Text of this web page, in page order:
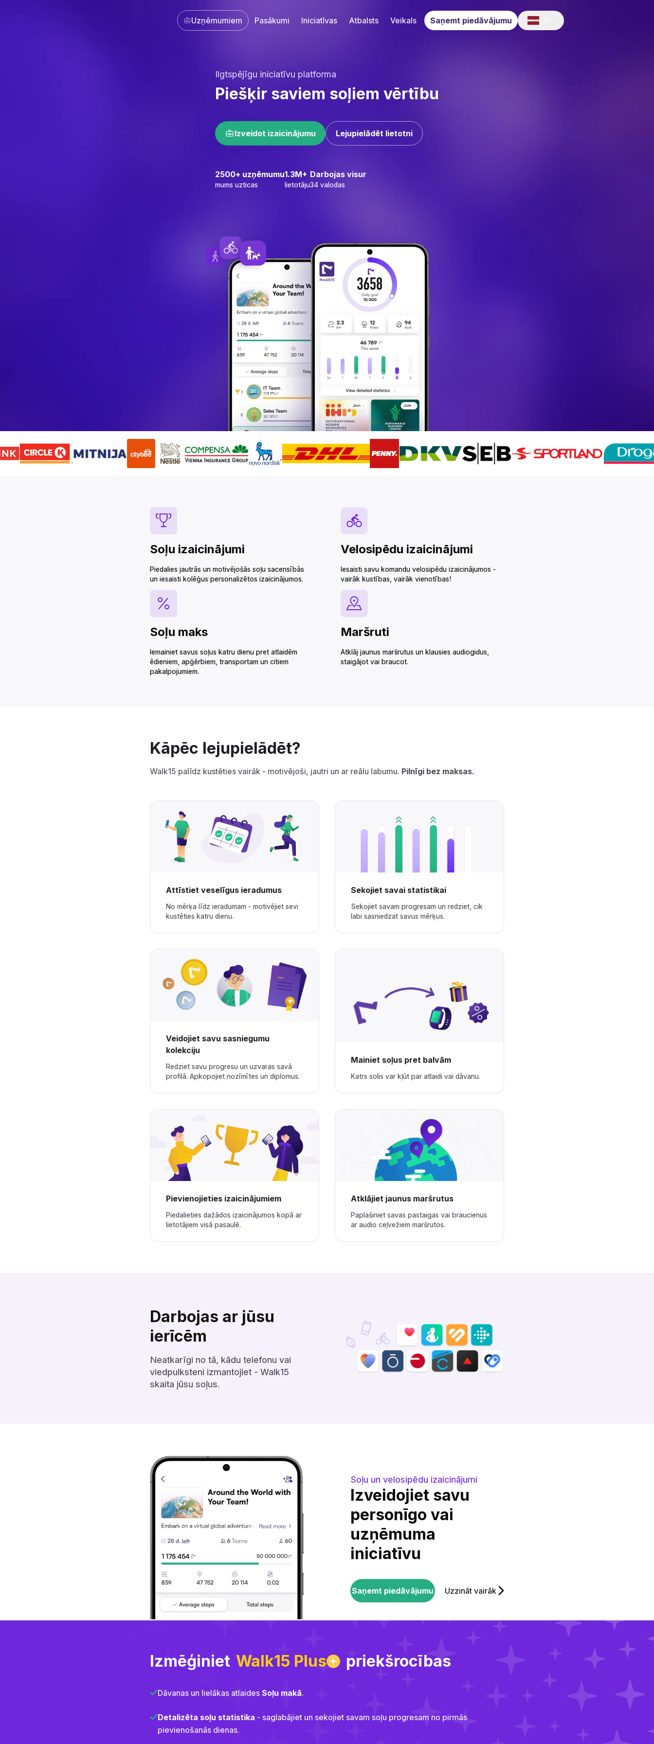
Uzņēmumiem Pasākumi Iniciatīvas Atbalsts Veikals Saņemt piedāvājumu
Ilgtspējīgu iniciatīvu platforma‌‍‍‍‍‌‍‍‌‌‌‍‌‌‌‍‌‌‌‍‍‌‍‌‍‍‌‌‌‍‌‌‌‍‌‌‌‌‍‍‍‌‍‌‌‌‌‍‌‌‌‍‌‌‌‍‌‌‍‌‌‌‌‌‍‍‌‍‍‍‍‌‌‍‍‌‍‍‌‍‌‌‍‍‌‌‍‌‍‌‌‍‌‍‌‌‌‌‌‌‍‍‌‌‌‌‍‌‌‍‍‌‌‍‍‍‌‌‍‍‌‌‍‌‍‌‌‌‍‌‍‍‍‌‌‌‍‍‌‍‌‌‌‌‌‍‍‌‌‍‌‍‌‌‍‍‍‌‌‍‌‌‌‍‍‌‍‍‍‍‌‌‌‍‌‍‍‍‌‌‌‍‍‍‌‌‍‍‌‌‍‍‍‌‍‌‍‌‌‍‍‌‌‌‍‌‌‌‍‍‍‌‍‌‌‌‌‍‍‌‍‌‌‍‌‌‍‍‍‌‍‌‌‌‌‍‍‌‍‍‌‌‌‌‍‍‌‌‍‌‍‌‌‌‍‌‌‌‍‌‌‌‍‍‍‍‍‌‍‌‌‌‌‌‍‌‍‌‌
Piešķir saviem soļiem vērtību‌‍‍‍‍‌‍‍‌‌‌‍‌‌‌‍‌‌‌‍‍‌‍‌‍‍‌‌‌‍‌‌‌‍‌‌‌‌‍‍‍‌‍‌‌‌‌‍‌‌‌‍‌‌‌‍‌‌‍‌‌‌‌‌‍‍‌‍‍‍‍‌‌‍‍‌‍‍‌‍‌‌‍‍‌‌‍‌‍‌‌‍‌‍‌‌‌‌‌‌‍‍‌‌‌‌‍‌‌‍‍‌‌‍‍‍‌‌‍‍‌‌‍‌‍‌‌‌‍‌‍‍‍‌‌‌‍‍‌‍‌‌‌‌‌‍‍‌‌‍‌‍‌‌‍‍‍‌‌‍‌‌‌‍‍‌‍‍‍‍‌‌‌‍‌‍‍‍‌‌‌‍‍‍‌‍‌‌‌‌‍‍‌‍‌‌‍‌‌‍‍‍‌‍‌‌‌‌‍‍‌‍‍‌‌‌‌‍‍‌‌‍‌‍‌‌‌‍‌‌‌‍‌‌‌‍‍‍‍‍‌‍‌‌‌‌‌‍‌‍‌‌
Izveidot izaicinājumu‌‍‍‍‍‌‍‍‌‌‌‍‌‌‌‍‌‌‌‍‍‌‍‌‍‍‌‌‌‍‌‌‌‍‌‌‌‌‍‍‍‌‍‌‌‌‌‍‌‌‌‍‌‌‌‍‌‌‍‌‌‌‌‌‍‍‌‍‍‍‍‌‌‍‍‌‍‍‌‍‌‌‍‍‌‌‍‌‍‌‌‍‌‍‌‌‌‌‌‌‍‍‌‌‌‌‍‌‌‍‍‌‌‍‍‍‌‌‍‍‌‌‍‌‍‌‌‌‍‌‍‍‍‌‌‌‍‍‌‍‌‌‌‌‌‍‍‌‌‍‌‍‌‌‍‍‍‌‌‍‌‌‌‍‍‌‍‍‍‍‌‌‌‍‌‍‍‍‌‌‌‍‍‌‌‌‍‌‌‌‍‍‍‌‍‌‍‌‌‍‍‍‌‍‌‌‌‌‍‍‍‌‍‌‌‌‌‍‍‌‍‍‍‍‌‌‍‍‌‍‍‍‌‌‌‍‍‍‌‌‍‍‌‌‌‍‌‍‍‍‌‌‌‍‍‌‌‌‍‍‌‌‍‍‍‌‌‍‌‌‌‍‍‌‌‍‌‍‌‌‍‍‌‌‌‌‍‌‌‍‍‍‌‍‌‌‌‌‍‍‌‌‍‌‍‌‌‍‌‌‌‌‍‍‌‌‍‍‌‍‌‌‌‌‌‍‍‌‌‌‌‍‌‌‍‍‌‍‍‌‌‌‌‍‍‌‍‍‌‌‌‌‍‍‌‌‍‌‍‌‌‍‍‌‍‍‍‌‌‌‍‍‌‌‍‍‍‌‌‍‍‌‌‍‌‍‌‌‌‍‌‌‌‍‌‌‌‍‍‍‍‍‌‍‌‌‌‌‌‍‌‍‌‌ Lejupielādēt lietotni‌‍‍‍‍‌‍‍‌‌‌‍‌‌‌‍‌‌‌‍‍‌‍‌‍‍‌‌‌‍‌‌‌‍‌‌‌‌‍‍‍‌‍‌‌‌‌‍‌‌‌‍‌‌‌‍‌‌‍‌‌‌‌‌‍‍‌‍‍‍‍‌‌‍‍‌‍‍‌‍‌‌‍‍‌‌‍‌‍‌‌‍‌‍‌‌‌‌‌‌‍‍‌‌‌‌‍‌‌‍‍‌‌‍‍‍‌‌‍‍‌‌‍‌‍‌‌‌‍‌‍‍‍‌‌‌‍‍‌‍‌‌‌‌‌‍‍‌‌‍‌‍‌‌‍‍‍‌‌‍‌‌‌‍‍‌‍‍‍‍‌‌‌‍‌‍‍‍‌‌‌‍‍‌‌‌‍‌‌‌‍‍‍‌‍‌‍‌‌‍‍‍‌‍‌‌‌‌‍‍‍‌‍‌‌‌‌‍‍‌‍‍‍‍‌‌‍‍‌‍‍‍‌‌‌‍‍‍‌‌‍‍‌‌‌‍‌‍‍‍‌‌‌‍‍‌‌‍‌‌‌‌‍‍‌‍‍‍‍‌‌‍‍‍‌‍‍‍‌‌‍‍‌‍‍‍‌‌‌‍‍‌‍‍‌‌‌‌‍‍‌‍‍‍‍‌‌‍‍‌‌‌‌‍‌‌‍‍‌‌‍‌‌‌‌‍‌‌‌‌‌‍‌‌‍‍‍‌‌‌‌‌‌‍‍‍‌‌‌‌‌‌‌‍‌‌‌‍‌‌‌‍‍‍‍‍‌‍‌‌‌‌‌‍‌‍‌‌
2500+ uzņēmumu‌‍‍‍‍‌‍‍‌‌‌‍‌‌‌‍‌‌‌‍‍‌‍‌‍‍‌‌‌‍‌‌‌‍‌‌‌‌‍‍‍‌‍‌‌‌‌‍‌‌‌‍‌‌‌‍‌‌‍‌‌‌‌‌‍‍‌‍‍‍‍‌‌‍‍‌‍‍‌‍‌‌‍‍‌‌‍‌‍‌‌‍‌‍‌‌‌‌‌‌‍‍‌‌‌‌‍‌‌‍‍‌‌‍‍‍‌‌‍‍‌‌‍‌‍‌‌‌‍‌‍‍‍‌‌‌‍‍‌‍‌‌‌‌‌‍‍‌‌‍‌‍‌‌‍‍‍‌‌‍‌‌‌‍‍‌‍‍‍‍‌‌‌‍‌‍‍‍‌‌‌‍‍‌‍‍‍‌‌‌‍‍‍‌‍‌‍‌‌‍‍‌‍‍‌‍‌‌‍‍‌‌‌‍‌‌‌‍‍‌‌‍‌‍‌‌‍‍‍‌‌‍‌‌‌‍‍‍‌‌‍‍‌‌‌‍‌‍‍‍‌‌‌‍‍‌‌‌‍‍‌‌‍‍‌‍‍‍‍‌‌‍‍‌‍‍‌‍‌‌‍‍‍‌‌‌‌‌‌‍‍‌‌‌‌‍‌‌‍‍‌‍‍‍‌‌‌‍‍‌‍‌‌‍‌‌‍‍‌‌‍‌‍‌‌‍‍‍‌‌‍‍‌‌‌‍‌‍‍‍‌‌‌‍‍‍‌‍‍‌‌‌‍‍‌‌‌‌‍‌‌‍‍‌‍‍‌‌‌‌‍‍‍‌‍‌‍‌‌‍‍‌‌‍‌‍‌‌‌‍‌‌‌‍‌‌‌‍‍‍‍‍‌‍‌‌‌‌‌‍‌‍‌‌
mums uzticas‌‍‍‍‍‌‍‍‌‌‌‍‌‌‌‍‌‌‌‍‍‌‍‌‍‍‌‌‌‍‌‌‌‍‌‌‌‌‍‍‍‌‍‌‌‌‌‍‌‌‌‍‌‌‌‍‌‌‍‌‌‌‌‌‍‍‌‍‍‍‍‌‌‍‍‌‍‍‌‍‌‌‍‍‌‌‍‌‍‌‌‍‌‍‌‌‌‌‌‌‍‍‌‌‌‌‍‌‌‍‍‌‌‍‍‍‌‌‍‍‌‌‍‌‍‌‌‌‍‌‍‍‍‌‌‌‍‍‌‍‌‌‌‌‌‍‍‌‌‍‌‍‌‌‍‍‍‌‌‍‌‌‌‍‍‌‍‍‍‍‌‌‌‍‌‍‍‍‌‌‌‍‍‌‍‍‍‌‌‌‍‍‍‌‍‌‍‌‌‍‍‌‍‍‌‍‌‌‍‍‌‌‌‍‌‌‌‍‍‌‌‍‌‍‌‌‍‍‍‌‌‍‌‌‌‍‍‍‌‌‍‍‌‌‌‍‌‍‍‍‌‌‌‍‍‌‌‌‍‍‌‌‍‍‌‍‍‍‍‌‌‍‍‌‍‍‌‍‌‌‍‍‍‌‌‌‌‌‌‍‍‌‌‌‌‍‌‌‍‍‌‍‍‍‌‌‌‍‍‌‍‌‌‍‌‌‍‍‌‌‍‌‍‌‌‍‍‍‌‌‍‍‌‌‌‍‌‍‍‍‌‌‌‍‍‌‌‍‌‌‌‌‍‍‌‌‍‌‍‌‌‍‍‍‌‌‍‍‌‌‍‍‌‌‌‍‍‌‌‍‍‍‌‌‍‌‌‌‍‍‌‍‌‌‍‌‌‍‍‍‌‌‌‌‌‌‍‍‍‌‍‌‌‌‌‍‍‌‍‌‌‍‌‌‍‍‌‍‍‍‍‌‌‍‍‌‍‍‍‌‌‌‌‍‌‌‌‍‌‌‌‍‍‍‍‍‌‍‌‌‌‌‌‍‌‍‌‌
1.3M+‌‍‍‍‍‌‍‍‌‌‌‍‌‌‌‍‌‌‌‍‍‌‍‌‍‍‌‌‌‍‌‌‌‍‌‌‌‌‍‍‍‌‍‌‌‌‌‍‌‌‌‍‌‌‌‍‌‌‍‌‌‌‌‌‍‍‌‍‍‍‍‌‌‍‍‌‍‍‌‍‌‌‍‍‌‌‍‌‍‌‌‍‌‍‌‌‌‌‌‌‍‍‌‌‌‌‍‌‌‍‍‌‌‍‍‍‌‌‍‍‌‌‍‌‍‌‌‌‍‌‍‍‍‌‌‌‍‍‌‍‌‌‌‌‌‍‍‌‌‍‌‍‌‌‍‍‍‌‌‍‌‌‌‍‍‌‍‍‍‍‌‌‌‍‌‍‍‍‌‌‌‍‍‌‍‍‍‌‌‌‍‍‍‌‍‌‍‌‌‍‍‌‍‍‌‍‌‌‍‍‌‌‌‍‌‌‌‍‍‌‌‍‌‍‌‌‍‍‍‌‌‍‌‌‌‍‍‍‌‌‍‍‌‌‌‍‌‍‍‍‌‌‌‍‍‌‌‍‌‍‌‌‍‍‍‌‍‌‍‌‌‌‍‌‍‍‍‌‌‌‍‍‍‌‍‍‌‌‌‍‍‌‌‌‌‍‌‌‍‍‌‍‍‌‌‌‌‍‍‍‌‍‌‍‌‌‍‍‌‌‍‌‍‌‌‌‍‌‌‌‍‌‌‌‍‍‍‍‍‌‍‌‌‌‌‌‍‌‍‌‌
lietotāju‌‍‍‍‍‌‍‍‌‌‌‍‌‌‌‍‌‌‌‍‍‌‍‌‍‍‌‌‌‍‌‌‌‍‌‌‌‌‍‍‍‌‍‌‌‌‌‍‌‌‌‍‌‌‌‍‌‌‍‌‌‌‌‌‍‍‌‍‍‍‍‌‌‍‍‌‍‍‌‍‌‌‍‍‌‌‍‌‍‌‌‍‌‍‌‌‌‌‌‌‍‍‌‌‌‌‍‌‌‍‍‌‌‍‍‍‌‌‍‍‌‌‍‌‍‌‌‌‍‌‍‍‍‌‌‌‍‍‌‍‌‌‌‌‌‍‍‌‌‍‌‍‌‌‍‍‍‌‌‍‌‌‌‍‍‌‍‍‍‍‌‌‌‍‌‍‍‍‌‌‌‍‍‌‍‍‍‌‌‌‍‍‍‌‍‌‍‌‌‍‍‌‍‍‌‍‌‌‍‍‌‌‌‍‌‌‌‍‍‌‌‍‌‍‌‌‍‍‍‌‌‍‌‌‌‍‍‍‌‌‍‍‌‌‌‍‌‍‍‍‌‌‌‍‍‌‌‍‌‍‌‌‍‍‍‌‍‌‍‌‌‌‍‌‍‍‍‌‌‌‍‍‌‌‍‌‌‌‌‍‍‌‌‍‌‍‌‌‍‍‍‌‌‍‍‌‌‍‍‌‌‌‍‍‌‌‍‍‍‌‌‍‌‌‌‍‍‌‍‌‌‍‌‌‍‍‍‌‌‌‌‌‌‍‍‍‌‍‌‌‌‌‍‍‌‍‌‌‍‌‌‍‍‌‍‍‍‍‌‌‍‍‌‍‍‍‌‌‌‌‍‌‌‌‍‌‌‌‍‍‍‍‍‌‍‌‌‌‌‌‍‌‍‌‌
Darbojas visur‌‍‍‍‍‌‍‍‌‌‌‍‌‌‌‍‌‌‌‍‍‌‍‌‍‍‌‌‌‍‌‌‌‍‌‌‌‌‍‍‍‌‍‌‌‌‌‍‌‌‌‍‌‌‌‍‌‌‍‌‌‌‌‌‍‍‌‍‍‍‍‌‌‍‍‌‍‍‌‍‌‌‍‍‌‌‍‌‍‌‌‍‌‍‌‌‌‌‌‌‍‍‌‌‌‌‍‌‌‍‍‌‌‍‍‍‌‌‍‍‌‌‍‌‍‌‌‌‍‌‍‍‍‌‌‌‍‍‌‍‌‌‌‌‌‍‍‌‌‍‌‍‌‌‍‍‍‌‌‍‌‌‌‍‍‌‍‍‍‍‌‌‌‍‌‍‍‍‌‌‌‍‍‌‍‍‍‌‌‌‍‍‍‌‍‌‍‌‌‍‍‌‍‍‌‍‌‌‍‍‌‌‌‍‌‌‌‍‍‌‌‍‌‍‌‌‍‍‍‌‌‍‌‌‌‍‍‍‌‌‍‍‌‌‌‍‌‍‍‍‌‌‌‍‍‍‌‍‌‌‌‌‍‍‍‌‌‍‌‌‌‍‍‌‌‍‌‍‌‌‍‍‌‌‍‌‍‌‌‍‍‍‌‌‍‍‌‌‌‍‌‍‍‍‌‌‌‍‍‍‌‍‍‌‌‌‍‍‌‌‌‌‍‌‌‍‍‌‍‍‌‌‌‌‍‍‍‌‍‌‍‌‌‍‍‌‌‍‌‍‌‌‌‍‌‌‌‍‌‌‌‍‍‍‍‍‌‍‌‌‌‌‌‍‌‍‌‌
34 valodas‌‍‍‍‍‌‍‍‌‌‌‍‌‌‌‍‌‌‌‍‍‌‍‌‍‍‌‌‌‍‌‌‌‍‌‌‌‌‍‍‍‌‍‌‌‌‌‍‌‌‌‍‌‌‌‍‌‌‍‌‌‌‌‌‍‍‌‍‍‍‍‌‌‍‍‌‍‍‌‍‌‌‍‍‌‌‍‌‍‌‌‍‌‍‌‌‌‌‌‌‍‍‌‌‌‌‍‌‌‍‍‌‌‍‍‍‌‌‍‍‌‌‍‌‍‌‌‌‍‌‍‍‍‌‌‌‍‍‌‍‌‌‌‌‌‍‍‌‌‍‌‍‌‌‍‍‍‌‌‍‌‌‌‍‍‌‍‍‍‍‌‌‌‍‌‍‍‍‌‌‌‍‍‌‍‍‍‌‌‌‍‍‍‌‍‌‍‌‌‍‍‌‍‍‌‍‌‌‍‍‌‌‌‍‌‌‌‍‍‌‌‍‌‍‌‌‍‍‍‌‌‍‌‌‌‍‍‍‌‌‍‍‌‌‌‍‌‍‍‍‌‌‌‍‍‍‌‍‌‌‌‌‍‍‍‌‌‍‌‌‌‍‍‌‌‍‌‍‌‌‍‍‌‌‍‌‍‌‌‍‍‍‌‌‍‍‌‌‌‍‌‍‍‍‌‌‌‍‍‌‌‍‌‌‌‌‍‍‌‌‍‌‍‌‌‍‍‍‌‌‍‍‌‌‍‍‌‌‌‍‍‌‌‍‍‍‌‌‍‌‌‌‍‍‌‍‌‌‍‌‌‍‍‍‌‌‌‌‌‌‍‍‍‌‍‌‌‌‌‍‍‌‍‌‌‍‌‌‍‍‌‍‍‍‍‌‌‍‍‌‍‍‍‌‌‌‌‍‌‌‌‍‌‌‌‍‍‍‍‍‌‍‌‌‌‌‌‍‌‍‌‌
Soļu izaicinājumi‌‍‍‍‍‌‍‍‌‌‌‍‌‌‌‍‌‌‌‍‍‌‍‌‍‍‌‌‌‍‌‌‌‍‌‌‌‌‍‍‍‌‍‌‌‌‌‍‌‌‌‍‌‌‌‍‌‌‍‌‌‌‌‌‍‍‌‍‍‍‍‌‌‍‍‌‍‍‌‍‌‌‍‍‌‌‍‌‍‌‌‍‌‍‌‌‌‌‌‌‍‍‌‌‌‌‍‌‌‍‍‌‌‍‍‍‌‌‍‍‌‌‍‌‍‌‌‌‍‌‍‍‍‌‌‌‍‍‌‌‍‍‌‌‌‍‍‌‌‍‌‍‌‌‍‍‌‌‌‌‍‌‌‍‍‍‌‍‌‌‌‌‍‍‍‌‍‌‍‌‌‍‍‍‌‌‍‌‌‌‍‍‌‌‍‌‍‌‌‍‍‍‌‌‍‍‌‌‌‍‌‍‍‍‌‌‌‍‍‌‌‌‍‍‌‌‍‍‌‍‌‌‌‌‌‍‍‌‌‌‌‍‌‌‍‍‌‍‍‌‌‌‌‍‍‌‍‍‌‌‌‌‍‍‌‌‍‌‍‌‌‍‍‌‍‍‍‌‌‌‍‍‌‌‍‍‍‌‌‍‍‌‌‍‌‍‌‌‍‍‍‌‌‍‍‌‌‌‍‌‍‍‍‌‌‌‍‍‍‌‍‌‌‌‌‍‍‌‍‌‌‍‌‌‍‍‍‌‍‌‌‌‌‍‍‌‍‍‌‌‌‌‍‍‌‌‍‌‍‌‌‌‍‌‌‌‍‌‌‌‍‍‍‍‍‌‍‌‌‌‌‌‍‌‍‌‌
Piedalies jautrās un motivējošās soļu sacensībās
un iesaisti kolēģus personalizētos izaicinājumos.‌‍‍‍‍‌‍‍‌‌‌‍‌‌‌‍‌‌‌‍‍‌‍‌‍‍‌‌‌‍‌‌‌‍‌‌‌‌‍‍‍‌‍‌‌‌‌‍‌‌‌‍‌‌‌‍‌‌‍‌‌‌‌‌‍‍‌‍‍‍‍‌‌‍‍‌‍‍‌‍‌‌‍‍‌‌‍‌‍‌‌‍‌‍‌‌‌‌‌‌‍‍‌‌‌‌‍‌‌‍‍‌‌‍‍‍‌‌‍‍‌‌‍‌‍‌‌‌‍‌‍‍‍‌‌‌‍‍‌‌‍‍‌‌‌‍‍‌‌‍‌‍‌‌‍‍‌‌‌‌‍‌‌‍‍‍‌‍‌‌‌‌‍‍‍‌‍‌‍‌‌‍‍‍‌‌‍‌‌‌‍‍‌‌‍‌‍‌‌‍‍‍‌‌‍‍‌‌‌‍‌‍‍‍‌‌‌‍‍‌‌‌‍‍‌‌‍‍‌‍‌‌‌‌‌‍‍‌‌‌‌‍‌‌‍‍‌‍‍‌‌‌‌‍‍‌‍‍‌‌‌‌‍‍‌‌‍‌‍‌‌‍‍‌‍‍‍‌‌‌‍‍‌‌‍‍‍‌‌‍‍‌‌‍‌‍‌‌‍‍‍‌‌‍‍‌‌‌‍‌‍‍‍‌‌‌‍‍‌‌‍‌‌‌‌‍‍‌‌‍‌‍‌‌‍‍‍‌‌‍‍‌‌‍‍‌‌‌‍‍‌‌‍‍‍‌‌‍‌‌‌‍‍‌‍‌‌‍‌‌‍‍‍‌‌‌‌‌‌‍‍‍‌‍‌‌‌‌‍‍‌‍‌‌‍‌‌‍‍‌‍‍‍‍‌‌‍‍‌‍‍‍‌‌‌‌‍‌‌‌‍‌‌‌‍‍‍‍‍‌‍‌‌‌‌‌‍‌‍‌‌
Velosipēdu izaicinājumi‌‍‍‍‍‌‍‍‌‌‌‍‌‌‌‍‌‌‌‍‍‌‍‌‍‍‌‌‌‍‌‌‌‍‌‌‌‌‍‍‍‌‍‌‌‌‌‍‌‌‌‍‌‌‌‍‌‌‍‌‌‌‌‌‍‍‌‍‍‍‍‌‌‍‍‌‍‍‌‍‌‌‍‍‌‌‍‌‍‌‌‍‌‍‌‌‌‌‌‌‍‍‌‌‌‌‍‌‌‍‍‌‌‍‍‍‌‌‍‍‌‌‍‌‍‌‌‌‍‌‍‍‍‌‌‌‍‍‌‌‍‍‌‌‌‍‍‌‌‍‌‍‌‌‍‍‌‌‌‌‍‌‌‍‍‍‌‍‌‌‌‌‍‍‍‌‍‌‍‌‌‍‍‍‌‌‍‌‌‌‍‍‌‌‍‌‍‌‌‍‍‍‌‌‍‍‌‌‌‍‌‍‍‍‌‌‌‍‍‌‌‌‍‌‌‌‍‍‌‍‌‌‍‌‌‍‍‌‌‌‍‍‌‌‍‍‍‍‌‌‍‌‌‍‍‌‌‌‍‍‌‌‍‍‌‍‍‌‌‌‌‍‍‌‌‍‌‍‌‌‌‍‌‍‍‍‌‌‌‍‍‍‌‍‌‌‌‌‍‍‌‍‌‌‍‌‌‍‍‍‌‍‌‌‌‌‍‍‌‍‍‌‌‌‌‍‍‌‌‍‌‍‌‌‌‍‌‌‌‍‌‌‌‍‍‍‍‍‌‍‌‌‌‌‌‍‌‍‌‌
Iesaisti savu komandu velosipēdu izaicinājumos -
vairāk kustības, vairāk vienotības!‌‍‍‍‍‌‍‍‌‌‌‍‌‌‌‍‌‌‌‍‍‌‍‌‍‍‌‌‌‍‌‌‌‍‌‌‌‌‍‍‍‌‍‌‌‌‌‍‌‌‌‍‌‌‌‍‌‌‍‌‌‌‌‌‍‍‌‍‍‍‍‌‌‍‍‌‍‍‌‍‌‌‍‍‌‌‍‌‍‌‌‍‌‍‌‌‌‌‌‌‍‍‌‌‌‌‍‌‌‍‍‌‌‍‍‍‌‌‍‍‌‌‍‌‍‌‌‌‍‌‍‍‍‌‌‌‍‍‌‌‍‍‌‌‌‍‍‌‌‍‌‍‌‌‍‍‌‌‌‌‍‌‌‍‍‍‌‍‌‌‌‌‍‍‍‌‍‌‍‌‌‍‍‍‌‌‍‌‌‌‍‍‌‌‍‌‍‌‌‍‍‍‌‌‍‍‌‌‌‍‌‍‍‍‌‌‌‍‍‌‌‌‍‌‌‌‍‍‌‍‌‌‍‌‌‍‍‌‌‌‍‍‌‌‍‍‍‍‌‌‍‌‌‍‍‌‌‌‍‍‌‌‍‍‌‍‍‌‌‌‌‍‍‌‌‍‌‍‌‌‌‍‌‍‍‍‌‌‌‍‍‌‌‍‌‌‌‌‍‍‌‌‍‌‍‌‌‍‍‍‌‌‍‍‌‌‍‍‌‌‌‍‍‌‌‍‍‍‌‌‍‌‌‌‍‍‌‍‌‌‍‌‌‍‍‍‌‌‌‌‌‌‍‍‍‌‍‌‌‌‌‍‍‌‍‌‌‍‌‌‍‍‌‍‍‍‍‌‌‍‍‌‍‍‍‌‌‌‌‍‌‌‌‍‌‌‌‍‍‍‍‍‌‍‌‌‌‌‌‍‌‍‌‌
Soļu maks‌‍‍‍‍‌‍‍‌‌‌‍‌‌‌‍‌‌‌‍‍‌‍‌‍‍‌‌‌‍‌‌‌‍‌‌‌‌‍‍‍‌‍‌‌‌‌‍‌‌‌‍‌‌‌‍‌‌‍‌‌‌‌‌‍‍‌‍‍‍‍‌‌‍‍‌‍‍‌‍‌‌‍‍‌‌‍‌‍‌‌‍‌‍‌‌‌‌‌‌‍‍‌‌‌‌‍‌‌‍‍‌‌‍‍‍‌‌‍‍‌‌‍‌‍‌‌‌‍‌‍‍‍‌‌‌‍‍‌‌‍‍‌‌‌‍‍‌‌‍‌‍‌‌‍‍‌‌‌‌‍‌‌‍‍‍‌‍‌‌‌‌‍‍‍‌‍‌‍‌‌‍‍‍‌‌‍‌‌‌‍‍‌‌‍‌‍‌‌‍‍‍‌‌‍‍‌‌‌‍‌‍‍‍‌‌‌‍‍‍‌‍‍‍‌‌‍‍‌‌‌‌‍‌‌‍‍‌‍‍‌‌‌‌‍‍‌‍‍‌‌‌‌‍‍‌‌‍‌‍‌‌‍‍‍‌‍‌‌‌‌‌‍‌‍‍‍‌‌‌‍‍‍‌‍‌‌‌‌‍‍‌‍‌‌‍‌‌‍‍‍‌‍‌‌‌‌‍‍‌‍‍‌‌‌‌‍‍‌‌‍‌‍‌‌‌‍‌‌‌‍‌‌‌‍‍‍‍‍‌‍‌‌‌‌‌‍‌‍‌‌
Iemainiet savus soļus katru dienu pret atlaidēm
ēdieniem, apģērbiem, transportam un citiem
pakalpojumiem.‌‍‍‍‍‌‍‍‌‌‌‍‌‌‌‍‌‌‌‍‍‌‍‌‍‍‌‌‌‍‌‌‌‍‌‌‌‌‍‍‍‌‍‌‌‌‌‍‌‌‌‍‌‌‌‍‌‌‍‌‌‌‌‌‍‍‌‍‍‍‍‌‌‍‍‌‍‍‌‍‌‌‍‍‌‌‍‌‍‌‌‍‌‍‌‌‌‌‌‌‍‍‌‌‌‌‍‌‌‍‍‌‌‍‍‍‌‌‍‍‌‌‍‌‍‌‌‌‍‌‍‍‍‌‌‌‍‍‌‌‍‍‌‌‌‍‍‌‌‍‌‍‌‌‍‍‌‌‌‌‍‌‌‍‍‍‌‍‌‌‌‌‍‍‍‌‍‌‍‌‌‍‍‍‌‌‍‌‌‌‍‍‌‌‍‌‍‌‌‍‍‍‌‌‍‍‌‌‌‍‌‍‍‍‌‌‌‍‍‍‌‍‍‍‌‌‍‍‌‌‌‌‍‌‌‍‍‌‍‍‌‌‌‌‍‍‌‍‍‌‌‌‌‍‍‌‌‍‌‍‌‌‍‍‍‌‍‌‌‌‌‌‍‌‍‍‍‌‌‌‍‍‌‌‍‌‌‌‌‍‍‌‌‍‌‍‌‌‍‍‍‌‌‍‍‌‌‍‍‌‌‌‍‍‌‌‍‍‍‌‌‍‌‌‌‍‍‌‍‌‌‍‌‌‍‍‍‌‌‌‌‌‌‍‍‍‌‍‌‌‌‌‍‍‌‍‌‌‍‌‌‍‍‌‍‍‍‍‌‌‍‍‌‍‍‍‌‌‌‌‍‌‌‌‍‌‌‌‍‍‍‍‍‌‍‌‌‌‌‌‍‌‍‌‌
Maršruti‌‍‍‍‍‌‍‍‌‌‌‍‌‌‌‍‌‌‌‍‍‌‍‌‍‍‌‌‌‍‌‌‌‍‌‌‌‌‍‍‍‌‍‌‌‌‌‍‌‌‌‍‌‌‌‍‌‌‍‌‌‌‌‌‍‍‌‍‍‍‍‌‌‍‍‌‍‍‌‍‌‌‍‍‌‌‍‌‍‌‌‍‌‍‌‌‌‌‌‌‍‍‌‌‌‌‍‌‌‍‍‌‌‍‍‍‌‌‍‍‌‌‍‌‍‌‌‌‍‌‍‍‍‌‌‌‍‍‌‌‍‍‌‌‌‍‍‌‌‍‌‍‌‌‍‍‌‌‌‌‍‌‌‍‍‍‌‍‌‌‌‌‍‍‍‌‍‌‍‌‌‍‍‍‌‌‍‌‌‌‍‍‌‌‍‌‍‌‌‍‍‍‌‌‍‍‌‌‌‍‌‍‍‍‌‌‌‍‍‍‌‍‌‌‌‌‍‍‍‌‌‍‌‌‌‍‍‌‌‌‌‍‌‌‍‍‌‌‌‍‍‌‌‍‍‌‍‌‍‍‌‌‍‍‍‌‌‍‍‌‌‌‍‌‍‍‍‌‌‌‍‍‍‌‍‌‌‌‌‍‍‌‍‌‌‍‌‌‍‍‍‌‍‌‌‌‌‍‍‌‍‍‌‌‌‌‍‍‌‌‍‌‍‌‌‌‍‌‌‌‍‌‌‌‍‍‍‍‍‌‍‌‌‌‌‌‍‌‍‌‌
Atklāj jaunus maršrutus un klausies audiogidus,
staigājot vai braucot.‌‍‍‍‍‌‍‍‌‌‌‍‌‌‌‍‌‌‌‍‍‌‍‌‍‍‌‌‌‍‌‌‌‍‌‌‌‌‍‍‍‌‍‌‌‌‌‍‌‌‌‍‌‌‌‍‌‌‍‌‌‌‌‌‍‍‌‍‍‍‍‌‌‍‍‌‍‍‌‍‌‌‍‍‌‌‍‌‍‌‌‍‌‍‌‌‌‌‌‌‍‍‌‌‌‌‍‌‌‍‍‌‌‍‍‍‌‌‍‍‌‌‍‌‍‌‌‌‍‌‍‍‍‌‌‌‍‍‌‌‍‍‌‌‌‍‍‌‌‍‌‍‌‌‍‍‌‌‌‌‍‌‌‍‍‍‌‍‌‌‌‌‍‍‍‌‍‌‍‌‌‍‍‍‌‌‍‌‌‌‍‍‌‌‍‌‍‌‌‍‍‍‌‌‍‍‌‌‌‍‌‍‍‍‌‌‌‍‍‍‌‍‌‌‌‌‍‍‍‌‌‍‌‌‌‍‍‌‌‌‌‍‌‌‍‍‌‌‌‍‍‌‌‍‍‌‍‌‍‍‌‌‍‍‍‌‌‍‍‌‌‌‍‌‍‍‍‌‌‌‍‍‌‌‍‌‌‌‌‍‍‌‌‍‌‍‌‌‍‍‍‌‌‍‍‌‌‍‍‌‌‌‍‍‌‌‍‍‍‌‌‍‌‌‌‍‍‌‍‌‌‍‌‌‍‍‍‌‌‌‌‌‌‍‍‍‌‍‌‌‌‌‍‍‌‍‌‌‍‌‌‍‍‌‍‍‍‍‌‌‍‍‌‍‍‍‌‌‌‌‍‌‌‌‍‌‌‌‍‍‍‍‍‌‍‌‌‌‌‌‍‌‍‌‌
Kāpēc lejupielādēt?‌‍‍‍‍‌‍‍‌‌‌‍‌‌‌‍‌‌‌‍‍‌‍‌‍‍‌‌‌‍‌‌‌‍‌‌‌‌‍‍‍‌‍‌‌‌‌‍‌‌‌‍‌‌‌‍‌‌‍‌‌‌‌‌‍‍‌‍‍‍‍‌‌‍‍‌‍‍‌‍‌‌‍‍‌‌‍‌‍‌‌‍‌‍‌‌‌‌‌‌‍‍‌‌‌‌‍‌‌‍‍‌‌‍‍‍‌‌‍‍‌‌‍‌‍‌‌‌‍‌‍‍‍‌‌‌‍‍‍‌‍‍‍‌‌‍‍‌‍‌‌‌‌‌‍‍‍‍‌‌‍‌‌‍‌‌‍‌‍‌‌‌‍‍‌‍‍‍‍‌‌‍‍‌‍‌‌‍‌‌‍‍‌‍‍‍‌‌‌‌‍‌‍‍‍‌‌‌‍‍‍‌‍‌‌‌‌‍‍‌‍‌‌‍‌‌‍‍‍‌‍‌‌‌‌‍‍‌‍‍‌‌‌‌‍‍‌‌‍‌‍‌‌‌‍‌‌‌‍‌‌‌‍‍‍‍‍‌‍‌‌‌‌‌‍‌‍‌‌
Walk15 palīdz kustēties vairāk - motivējoši, jautri un ar reālu labumu. Pilnīgi bez maksas.
Attīstiet veselīgus ieradumus‌‍‍‍‍‌‍‍‌‌‌‍‌‌‌‍‌‌‌‍‍‌‍‌‍‍‌‌‌‍‌‌‌‍‌‌‌‌‍‍‍‌‍‌‌‌‌‍‌‌‌‍‌‌‌‍‌‌‍‌‌‌‌‌‍‍‌‍‍‍‍‌‌‍‍‌‍‍‌‍‌‌‍‍‌‌‍‌‍‌‌‍‌‍‌‌‌‌‌‌‍‍‌‌‌‌‍‌‌‍‍‌‌‍‍‍‌‌‍‍‌‌‍‌‍‌‌‌‍‌‍‍‍‌‌‌‍‍‍‌‍‍‍‌‌‍‍‌‍‌‌‌‌‌‍‍‍‍‌‌‍‌‌‍‌‌‍‌‍‌‌‌‍‍‌‍‍‍‍‌‌‍‍‌‍‌‌‍‌‌‍‍‌‍‍‍‌‌‌‌‍‌‍‍‍‌‌‌‍‍‌‍‌‌‍‌‌‍‍‍‌‍‌‌‌‌‍‍‌‌‍‌‍‌‌‍‍‌‍‍‌‍‌‌‍‍‍‌‌‍‍‌‌‌‍‌‍‍‍‌‌‌‍‍‌‍‌‌‌‌‌‍‍‌‌‌‌‍‌‌‍‍‌‌‌‍‌‌‌‍‍‌‍‌‌‍‌‌‍‍‍‌‍‌‌‌‌‍‍‍‌‌‍‍‌‌‌‍‌‍‍‍‌‌‌‍‍‍‌‍‌‌‌‌‍‍‌‍‌‌‍‌‌‍‍‍‌‍‌‌‌‌‍‍‌‍‍‌‌‌‌‍‍‌‌‍‌‍‌‌‌‍‌‌‌‍‌‌‌‍‍‍‍‍‌‍‌‌‌‌‌‍‌‍‌‌
No mērķa līdz ieradumam - motivējiet sevi
kustēties katru dienu.‌‍‍‍‍‌‍‍‌‌‌‍‌‌‌‍‌‌‌‍‍‌‍‌‍‍‌‌‌‍‌‌‌‍‌‌‌‌‍‍‍‌‍‌‌‌‌‍‌‌‌‍‌‌‌‍‌‌‍‌‌‌‌‌‍‍‌‍‍‍‍‌‌‍‍‌‍‍‌‍‌‌‍‍‌‌‍‌‍‌‌‍‌‍‌‌‌‌‌‌‍‍‌‌‌‌‍‌‌‍‍‌‌‍‍‍‌‌‍‍‌‌‍‌‍‌‌‌‍‌‍‍‍‌‌‌‍‍‍‌‍‍‍‌‌‍‍‌‍‌‌‌‌‌‍‍‍‍‌‌‍‌‌‍‌‌‍‌‍‌‌‌‍‍‌‍‍‍‍‌‌‍‍‌‍‌‌‍‌‌‍‍‌‍‍‍‌‌‌‌‍‌‍‍‍‌‌‌‍‍‌‍‌‌‍‌‌‍‍‍‌‍‌‌‌‌‍‍‌‌‍‌‍‌‌‍‍‌‍‍‌‍‌‌‍‍‍‌‌‍‍‌‌‌‍‌‍‍‍‌‌‌‍‍‌‍‌‌‌‌‌‍‍‌‌‌‌‍‌‌‍‍‌‌‌‍‌‌‌‍‍‌‍‌‌‍‌‌‍‍‍‌‍‌‌‌‌‍‍‍‌‌‍‍‌‌‌‍‌‍‍‍‌‌‌‍‍‌‌‍‌‌‌‌‍‍‌‌‍‌‍‌‌‍‍‍‌‌‍‍‌‌‍‍‌‌‌‍‍‌‌‍‍‍‌‌‍‌‌‌‍‍‌‍‌‌‍‌‌‍‍‍‌‌‌‌‌‌‍‍‍‌‍‌‌‌‌‍‍‌‍‌‌‍‌‌‍‍‌‍‍‍‍‌‌‍‍‌‍‍‍‌‌‌‌‍‌‌‌‍‌‌‌‍‍‍‍‍‌‍‌‌‌‌‌‍‌‍‌‌
Sekojiet savai statistikai‌‍‍‍‍‌‍‍‌‌‌‍‌‌‌‍‌‌‌‍‍‌‍‌‍‍‌‌‌‍‌‌‌‍‌‌‌‌‍‍‍‌‍‌‌‌‌‍‌‌‌‍‌‌‌‍‌‌‍‌‌‌‌‌‍‍‌‍‍‍‍‌‌‍‍‌‍‍‌‍‌‌‍‍‌‌‍‌‍‌‌‍‌‍‌‌‌‌‌‌‍‍‌‌‌‌‍‌‌‍‍‌‌‍‍‍‌‌‍‍‌‌‍‌‍‌‌‌‍‌‍‍‍‌‌‌‍‍‍‌‍‍‍‌‌‍‍‌‍‌‌‌‌‌‍‍‍‍‌‌‍‌‌‍‌‌‍‌‍‌‌‌‍‍‌‍‍‍‍‌‌‍‍‌‍‌‌‍‌‌‍‍‌‍‍‍‌‌‌‌‍‌‍‍‍‌‌‌‍‍‌‍‌‌‍‌‌‍‍‍‌‍‌‌‌‌‍‍‌‌‍‌‍‌‌‍‍‌‍‍‌‍‌‌‍‍‍‌‌‍‍‌‌‌‍‌‍‍‍‌‌‌‍‍‍‌‌‍‍‌‌‍‍‍‌‍‌‌‌‌‍‍‌‌‌‌‍‌‌‍‍‍‌‍‌‌‌‌‍‍‌‍‌‌‍‌‌‍‍‍‌‌‍‍‌‌‍‍‍‌‍‌‌‌‌‍‍‌‍‌‌‍‌‌‍‍‌‌‌‍‍‌‌‍‍‍‌‌‍‍‌‌‌‍‌‍‍‍‌‌‌‍‍‍‌‍‌‌‌‌‍‍‌‍‌‌‍‌‌‍‍‍‌‍‌‌‌‌‍‍‌‍‍‌‌‌‌‍‍‌‌‍‌‍‌‌‌‍‌‌‌‍‌‌‌‍‍‍‍‍‌‍‌‌‌‌‌‍‌‍‌‌
Sekojiet savam progresam un redziet, cik
labi sasniedzat savus mērķus.‌‍‍‍‍‌‍‍‌‌‌‍‌‌‌‍‌‌‌‍‍‌‍‌‍‍‌‌‌‍‌‌‌‍‌‌‌‌‍‍‍‌‍‌‌‌‌‍‌‌‌‍‌‌‌‍‌‌‍‌‌‌‌‌‍‍‌‍‍‍‍‌‌‍‍‌‍‍‌‍‌‌‍‍‌‌‍‌‍‌‌‍‌‍‌‌‌‌‌‌‍‍‌‌‌‌‍‌‌‍‍‌‌‍‍‍‌‌‍‍‌‌‍‌‍‌‌‌‍‌‍‍‍‌‌‌‍‍‍‌‍‍‍‌‌‍‍‌‍‌‌‌‌‌‍‍‍‍‌‌‍‌‌‍‌‌‍‌‍‌‌‌‍‍‌‍‍‍‍‌‌‍‍‌‍‌‌‍‌‌‍‍‌‍‍‍‌‌‌‌‍‌‍‍‍‌‌‌‍‍‌‍‌‌‍‌‌‍‍‍‌‍‌‌‌‌‍‍‌‌‍‌‍‌‌‍‍‌‍‍‌‍‌‌‍‍‍‌‌‍‍‌‌‌‍‌‍‍‍‌‌‌‍‍‍‌‌‍‍‌‌‍‍‍‌‍‌‌‌‌‍‍‌‌‌‌‍‌‌‍‍‍‌‍‌‌‌‌‍‍‌‍‌‌‍‌‌‍‍‍‌‌‍‍‌‌‍‍‍‌‍‌‌‌‌‍‍‌‍‌‌‍‌‌‍‍‌‌‌‍‍‌‌‍‍‍‌‌‍‍‌‌‌‍‌‍‍‍‌‌‌‍‍‌‌‍‌‌‌‌‍‍‌‌‍‌‍‌‌‍‍‍‌‌‍‍‌‌‍‍‌‌‌‍‍‌‌‍‍‍‌‌‍‌‌‌‍‍‌‍‌‌‍‌‌‍‍‍‌‌‌‌‌‌‍‍‍‌‍‌‌‌‌‍‍‌‍‌‌‍‌‌‍‍‌‍‍‍‍‌‌‍‍‌‍‍‍‌‌‌‌‍‌‌‌‍‌‌‌‍‍‍‍‍‌‍‌‌‌‌‌‍‌‍‌‌
Veidojiet savu sasniegumu
kolekciju‌‍‍‍‍‌‍‍‌‌‌‍‌‌‌‍‌‌‌‍‍‌‍‌‍‍‌‌‌‍‌‌‌‍‌‌‌‌‍‍‍‌‍‌‌‌‌‍‌‌‌‍‌‌‌‍‌‌‍‌‌‌‌‌‍‍‌‍‍‍‍‌‌‍‍‌‍‍‌‍‌‌‍‍‌‌‍‌‍‌‌‍‌‍‌‌‌‌‌‌‍‍‌‌‌‌‍‌‌‍‍‌‌‍‍‍‌‌‍‍‌‌‍‌‍‌‌‌‍‌‍‍‍‌‌‌‍‍‍‌‍‍‍‌‌‍‍‌‍‌‌‌‌‌‍‍‍‍‌‌‍‌‌‍‌‌‍‌‍‌‌‌‍‍‌‍‍‍‍‌‌‍‍‌‍‌‌‍‌‌‍‍‌‍‍‍‌‌‌‌‍‌‍‍‍‌‌‌‍‍‌‍‌‌‍‌‌‍‍‍‌‍‌‌‌‌‍‍‌‌‍‌‍‌‌‍‍‌‍‍‌‍‌‌‍‍‍‌‌‍‍‌‌‌‍‌‍‍‍‌‌‌‍‍‌‌‌‌‍‌‌‍‍‌‌‌‍‍‌‌‍‍‌‍‌‌‌‌‌‍‍‌‍‌‌‍‌‌‍‍‌‌‍‌‍‌‌‍‍‍‌‍‍‌‌‌‍‍‌‌‍‌‍‌‌‍‍‌‍‍‌‍‌‌‍‍‌‌‍‌‍‌‌‍‍‌‍‍‍‌‌‌‍‍‍‌‍‌‌‌‌‍‍‍‌‌‍‍‌‌‌‍‌‍‍‍‌‌‌‍‍‍‌‍‌‌‌‌‍‍‌‍‌‌‍‌‌‍‍‍‌‍‌‌‌‌‍‍‌‍‍‌‌‌‌‍‍‌‌‍‌‍‌‌‌‍‌‌‌‍‌‌‌‍‍‍‍‍‌‍‌‌‌‌‌‍‌‍‌‌
Redziet savu progresu un uzvaras savā
profilā. Apkopojiet nozīmītes un diplomus.‌‍‍‍‍‌‍‍‌‌‌‍‌‌‌‍‌‌‌‍‍‌‍‌‍‍‌‌‌‍‌‌‌‍‌‌‌‌‍‍‍‌‍‌‌‌‌‍‌‌‌‍‌‌‌‍‌‌‍‌‌‌‌‌‍‍‌‍‍‍‍‌‌‍‍‌‍‍‌‍‌‌‍‍‌‌‍‌‍‌‌‍‌‍‌‌‌‌‌‌‍‍‌‌‌‌‍‌‌‍‍‌‌‍‍‍‌‌‍‍‌‌‍‌‍‌‌‌‍‌‍‍‍‌‌‌‍‍‍‌‍‍‍‌‌‍‍‌‍‌‌‌‌‌‍‍‍‍‌‌‍‌‌‍‌‌‍‌‍‌‌‌‍‍‌‍‍‍‍‌‌‍‍‌‍‌‌‍‌‌‍‍‌‍‍‍‌‌‌‌‍‌‍‍‍‌‌‌‍‍‌‍‌‌‍‌‌‍‍‍‌‍‌‌‌‌‍‍‌‌‍‌‍‌‌‍‍‌‍‍‌‍‌‌‍‍‍‌‌‍‍‌‌‌‍‌‍‍‍‌‌‌‍‍‌‌‌‌‍‌‌‍‍‌‌‌‍‍‌‌‍‍‌‍‌‌‌‌‌‍‍‌‍‌‌‍‌‌‍‍‌‌‍‌‍‌‌‍‍‍‌‍‍‌‌‌‍‍‌‌‍‌‍‌‌‍‍‌‍‍‌‍‌‌‍‍‌‌‍‌‍‌‌‍‍‌‍‍‍‌‌‌‍‍‍‌‍‌‌‌‌‍‍‍‌‌‍‍‌‌‌‍‌‍‍‍‌‌‌‍‍‌‌‍‌‌‌‌‍‍‌‌‍‌‍‌‌‍‍‍‌‌‍‍‌‌‍‍‌‌‌‍‍‌‌‍‍‍‌‌‍‌‌‌‍‍‌‍‌‌‍‌‌‍‍‍‌‌‌‌‌‌‍‍‍‌‍‌‌‌‌‍‍‌‍‌‌‍‌‌‍‍‌‍‍‍‍‌‌‍‍‌‍‍‍‌‌‌‌‍‌‌‌‍‌‌‌‍‍‍‍‍‌‍‌‌‌‌‌‍‌‍‌‌
Mainiet soļus pret balvām‌‍‍‍‍‌‍‍‌‌‌‍‌‌‌‍‌‌‌‍‍‌‍‌‍‍‌‌‌‍‌‌‌‍‌‌‌‌‍‍‍‌‍‌‌‌‌‍‌‌‌‍‌‌‌‍‌‌‍‌‌‌‌‌‍‍‌‍‍‍‍‌‌‍‍‌‍‍‌‍‌‌‍‍‌‌‍‌‍‌‌‍‌‍‌‌‌‌‌‌‍‍‌‌‌‌‍‌‌‍‍‌‌‍‍‍‌‌‍‍‌‌‍‌‍‌‌‌‍‌‍‍‍‌‌‌‍‍‍‌‍‍‍‌‌‍‍‌‍‌‌‌‌‌‍‍‍‍‌‌‍‌‌‍‌‌‍‌‍‌‌‌‍‍‌‍‍‍‍‌‌‍‍‌‍‌‌‍‌‌‍‍‌‍‍‍‌‌‌‌‍‌‍‍‍‌‌‌‍‍‌‍‌‌‍‌‌‍‍‍‌‍‌‌‌‌‍‍‌‌‍‌‍‌‌‍‍‌‍‍‌‍‌‌‍‍‍‌‌‍‍‌‌‌‍‌‍‍‍‌‌‌‍‍‍‌‌‌‌‌‌‍‍‍‌‌‍‌‌‌‍‍‌‍‌‌‍‌‌‍‍‍‍‌‍‌‌‌‍‍‌‌‍‌‍‌‌‍‍‍‌‌‍‍‌‌‌‍‌‍‍‍‌‌‌‍‍‍‌‍‌‌‌‌‍‍‌‍‌‌‍‌‌‍‍‍‌‍‌‌‌‌‍‍‌‍‍‌‌‌‌‍‍‌‌‍‌‍‌‌‌‍‌‌‌‍‌‌‌‍‍‍‍‍‌‍‌‌‌‌‌‍‌‍‌‌
Katrs solis var kļūt par atlaidi vai dāvanu.‌‍‍‍‍‌‍‍‌‌‌‍‌‌‌‍‌‌‌‍‍‌‍‌‍‍‌‌‌‍‌‌‌‍‌‌‌‌‍‍‍‌‍‌‌‌‌‍‌‌‌‍‌‌‌‍‌‌‍‌‌‌‌‌‍‍‌‍‍‍‍‌‌‍‍‌‍‍‌‍‌‌‍‍‌‌‍‌‍‌‌‍‌‍‌‌‌‌‌‌‍‍‌‌‌‌‍‌‌‍‍‌‌‍‍‍‌‌‍‍‌‌‍‌‍‌‌‌‍‌‍‍‍‌‌‌‍‍‍‌‍‍‍‌‌‍‍‌‍‌‌‌‌‌‍‍‍‍‌‌‍‌‌‍‌‌‍‌‍‌‌‌‍‍‌‍‍‍‍‌‌‍‍‌‍‌‌‍‌‌‍‍‌‍‍‍‌‌‌‌‍‌‍‍‍‌‌‌‍‍‌‍‌‌‍‌‌‍‍‍‌‍‌‌‌‌‍‍‌‌‍‌‍‌‌‍‍‌‍‍‌‍‌‌‍‍‍‌‌‍‍‌‌‌‍‌‍‍‍‌‌‌‍‍‍‌‌‌‌‌‌‍‍‍‌‌‍‌‌‌‍‍‌‍‌‌‍‌‌‍‍‍‍‌‍‌‌‌‍‍‌‌‍‌‍‌‌‍‍‍‌‌‍‍‌‌‌‍‌‍‍‍‌‌‌‍‍‌‌‍‌‌‌‌‍‍‌‌‍‌‍‌‌‍‍‍‌‌‍‍‌‌‍‍‌‌‌‍‍‌‌‍‍‍‌‌‍‌‌‌‍‍‌‍‌‌‍‌‌‍‍‍‌‌‌‌‌‌‍‍‍‌‍‌‌‌‌‍‍‌‍‌‌‍‌‌‍‍‌‍‍‍‍‌‌‍‍‌‍‍‍‌‌‌‌‍‌‌‌‍‌‌‌‍‍‍‍‍‌‍‌‌‌‌‌‍‌‍‌‌
Pievienojieties izaicinājumiem‌‍‍‍‍‌‍‍‌‌‌‍‌‌‌‍‌‌‌‍‍‌‍‌‍‍‌‌‌‍‌‌‌‍‌‌‌‌‍‍‍‌‍‌‌‌‌‍‌‌‌‍‌‌‌‍‌‌‍‌‌‌‌‌‍‍‌‍‍‍‍‌‌‍‍‌‍‍‌‍‌‌‍‍‌‌‍‌‍‌‌‍‌‍‌‌‌‌‌‌‍‍‌‌‌‌‍‌‌‍‍‌‌‍‍‍‌‌‍‍‌‌‍‌‍‌‌‌‍‌‍‍‍‌‌‌‍‍‍‌‍‍‍‌‌‍‍‌‍‌‌‌‌‌‍‍‍‍‌‌‍‌‌‍‌‌‍‌‍‌‌‌‍‍‌‍‍‍‍‌‌‍‍‌‍‌‌‍‌‌‍‍‌‍‍‍‌‌‌‌‍‌‍‍‍‌‌‌‍‍‌‍‌‌‍‌‌‍‍‍‌‍‌‌‌‌‍‍‌‌‍‌‍‌‌‍‍‌‍‍‌‍‌‌‍‍‍‌‌‍‍‌‌‌‍‌‍‍‍‌‌‌‍‍‌‌‌‍‍‌‌‍‍‌‍‌‌‌‌‌‍‍‌‌‌‌‍‌‌‍‍‌‍‍‌‌‌‌‍‍‌‍‍‌‌‌‌‍‍‌‌‍‌‍‌‌‍‍‌‍‍‍‌‌‌‍‍‌‌‍‍‍‌‌‍‍‌‌‍‌‍‌‌‍‍‍‌‌‍‍‌‌‌‍‌‍‍‍‌‌‌‍‍‍‌‍‌‌‌‌‍‍‌‍‌‌‍‌‌‍‍‍‌‍‌‌‌‌‍‍‌‍‍‌‌‌‌‍‍‌‌‍‌‍‌‌‌‍‌‌‌‍‌‌‌‍‍‍‍‍‌‍‌‌‌‌‌‍‌‍‌‌
Piedalieties dažādos izaicinājumos kopā ar
lietotājiem visā pasaulē.‌‍‍‍‍‌‍‍‌‌‌‍‌‌‌‍‌‌‌‍‍‌‍‌‍‍‌‌‌‍‌‌‌‍‌‌‌‌‍‍‍‌‍‌‌‌‌‍‌‌‌‍‌‌‌‍‌‌‍‌‌‌‌‌‍‍‌‍‍‍‍‌‌‍‍‌‍‍‌‍‌‌‍‍‌‌‍‌‍‌‌‍‌‍‌‌‌‌‌‌‍‍‌‌‌‌‍‌‌‍‍‌‌‍‍‍‌‌‍‍‌‌‍‌‍‌‌‌‍‌‍‍‍‌‌‌‍‍‍‌‍‍‍‌‌‍‍‌‍‌‌‌‌‌‍‍‍‍‌‌‍‌‌‍‌‌‍‌‍‌‌‌‍‍‌‍‍‍‍‌‌‍‍‌‍‌‌‍‌‌‍‍‌‍‍‍‌‌‌‌‍‌‍‍‍‌‌‌‍‍‌‍‌‌‍‌‌‍‍‍‌‍‌‌‌‌‍‍‌‌‍‌‍‌‌‍‍‌‍‍‌‍‌‌‍‍‍‌‌‍‍‌‌‌‍‌‍‍‍‌‌‌‍‍‌‌‌‍‍‌‌‍‍‌‍‌‌‌‌‌‍‍‌‌‌‌‍‌‌‍‍‌‍‍‌‌‌‌‍‍‌‍‍‌‌‌‌‍‍‌‌‍‌‍‌‌‍‍‌‍‍‍‌‌‌‍‍‌‌‍‍‍‌‌‍‍‌‌‍‌‍‌‌‍‍‍‌‌‍‍‌‌‌‍‌‍‍‍‌‌‌‍‍‌‌‍‌‌‌‌‍‍‌‌‍‌‍‌‌‍‍‍‌‌‍‍‌‌‍‍‌‌‌‍‍‌‌‍‍‍‌‌‍‌‌‌‍‍‌‍‌‌‍‌‌‍‍‍‌‌‌‌‌‌‍‍‍‌‍‌‌‌‌‍‍‌‍‌‌‍‌‌‍‍‌‍‍‍‍‌‌‍‍‌‍‍‍‌‌‌‌‍‌‌‌‍‌‌‌‍‍‍‍‍‌‍‌‌‌‌‌‍‌‍‌‌
Atklājiet jaunus maršrutus‌‍‍‍‍‌‍‍‌‌‌‍‌‌‌‍‌‌‌‍‍‌‍‌‍‍‌‌‌‍‌‌‌‍‌‌‌‌‍‍‍‌‍‌‌‌‌‍‌‌‌‍‌‌‌‍‌‌‍‌‌‌‌‌‍‍‌‍‍‍‍‌‌‍‍‌‍‍‌‍‌‌‍‍‌‌‍‌‍‌‌‍‌‍‌‌‌‌‌‌‍‍‌‌‌‌‍‌‌‍‍‌‌‍‍‍‌‌‍‍‌‌‍‌‍‌‌‌‍‌‍‍‍‌‌‌‍‍‍‌‍‍‍‌‌‍‍‌‍‌‌‌‌‌‍‍‍‍‌‌‍‌‌‍‌‌‍‌‍‌‌‌‍‍‌‍‍‍‍‌‌‍‍‌‍‌‌‍‌‌‍‍‌‍‍‍‌‌‌‌‍‌‍‍‍‌‌‌‍‍‌‍‌‌‍‌‌‍‍‍‌‍‌‌‌‌‍‍‌‌‍‌‍‌‌‍‍‌‍‍‌‍‌‌‍‍‍‌‌‍‍‌‌‌‍‌‍‍‍‌‌‌‍‍‍‌‌‍‌‌‌‍‍‌‍‍‍‍‌‌‍‍‍‌‍‌‍‌‌‍‍‍‌‍‌‌‌‌‍‍‌‌‍‌‍‌‌‍‍‍‌‌‍‍‌‌‌‍‌‍‍‍‌‌‌‍‍‍‌‍‌‌‌‌‍‍‌‍‌‌‍‌‌‍‍‍‌‍‌‌‌‌‍‍‌‍‍‌‌‌‌‍‍‌‌‍‌‍‌‌‌‍‌‌‌‍‌‌‌‍‍‍‍‍‌‍‌‌‌‌‌‍‌‍‌‌
Paplašiniet savas pastaigas vai braucienus
ar audio ceļvežiem maršrutos.‌‍‍‍‍‌‍‍‌‌‌‍‌‌‌‍‌‌‌‍‍‌‍‌‍‍‌‌‌‍‌‌‌‍‌‌‌‌‍‍‍‌‍‌‌‌‌‍‌‌‌‍‌‌‌‍‌‌‍‌‌‌‌‌‍‍‌‍‍‍‍‌‌‍‍‌‍‍‌‍‌‌‍‍‌‌‍‌‍‌‌‍‌‍‌‌‌‌‌‌‍‍‌‌‌‌‍‌‌‍‍‌‌‍‍‍‌‌‍‍‌‌‍‌‍‌‌‌‍‌‍‍‍‌‌‌‍‍‍‌‍‍‍‌‌‍‍‌‍‌‌‌‌‌‍‍‍‍‌‌‍‌‌‍‌‌‍‌‍‌‌‌‍‍‌‍‍‍‍‌‌‍‍‌‍‌‌‍‌‌‍‍‌‍‍‍‌‌‌‌‍‌‍‍‍‌‌‌‍‍‌‍‌‌‍‌‌‍‍‍‌‍‌‌‌‌‍‍‌‌‍‌‍‌‌‍‍‌‍‍‌‍‌‌‍‍‍‌‌‍‍‌‌‌‍‌‍‍‍‌‌‌‍‍‍‌‌‍‌‌‌‍‍‌‍‍‍‍‌‌‍‍‍‌‍‌‍‌‌‍‍‍‌‍‌‌‌‌‍‍‌‌‍‌‍‌‌‍‍‍‌‌‍‍‌‌‌‍‌‍‍‍‌‌‌‍‍‌‌‍‌‌‌‌‍‍‌‌‍‌‍‌‌‍‍‍‌‌‍‍‌‌‍‍‌‌‌‍‍‌‌‍‍‍‌‌‍‌‌‌‍‍‌‍‌‌‍‌‌‍‍‍‌‌‌‌‌‌‍‍‍‌‍‌‌‌‌‍‍‌‍‌‌‍‌‌‍‍‌‍‍‍‍‌‌‍‍‌‍‍‍‌‌‌‌‍‌‌‌‍‌‌‌‍‍‍‍‍‌‍‌‌‌‌‌‍‌‍‌‌
Darbojas ar jūsu
ierīcēm‌‍‍‍‍‌‍‍‌‌‌‍‌‌‌‍‌‌‌‍‍‌‍‌‍‍‌‌‌‍‌‌‌‍‌‌‌‌‍‍‍‌‍‌‌‌‌‍‌‌‌‍‌‌‌‍‍‍‌‌‍‍‌‌‍‍‌‌‍‌‍‌‌‍‍‌‌‌‍‍‌‌‍‍‍‌‍‌‌‌‌‍‍‌‍‌‌‍‌‌‍‍‌‍‍‍‍‌‌‍‍‌‍‍‍‌‌‌‍‍‍‌‌‍‍‌‌‌‍‌‍‍‍‌‌‌‍‍‌‌‍‌‌‌‌‍‍‌‌‍‌‍‌‌‍‍‍‌‍‍‌‌‌‍‍‌‍‌‌‍‌‌‍‍‌‌‌‍‍‌‌‍‍‌‌‍‌‍‌‌‍‍‍‌‌‍‍‌‌‌‍‌‍‍‍‌‌‌‍‍‍‌‍‌‌‌‌‍‍‌‍‌‌‍‌‌‍‍‍‌‍‌‌‌‌‍‍‌‍‍‌‌‌‌‍‍‌‌‍‌‍‌‌‌‍‌‌‌‍‌‌‌‍‍‍‍‍‌‍‌‌‌‌‌‍‌‍‌‌
Neatkarīgi no tā, kādu telefonu vai
viedpulksteni izmantojiet - Walk15
skaita jūsu soļus.‌‍‍‍‍‌‍‍‌‌‌‍‌‌‌‍‌‌‌‍‍‌‍‌‍‍‌‌‌‍‌‌‌‍‌‌‌‌‍‍‍‌‍‌‌‌‌‍‌‌‌‍‌‌‌‍‍‍‌‌‍‍‌‌‍‍‌‌‍‌‍‌‌‍‍‌‌‌‍‍‌‌‍‍‍‌‍‌‌‌‌‍‍‌‍‌‌‍‌‌‍‍‌‍‍‍‍‌‌‍‍‌‍‍‍‌‌‌‍‍‍‌‌‍‍‌‌‌‍‌‍‍‍‌‌‌‍‍‌‌‍‌‌‌‌‍‍‌‌‍‌‍‌‌‍‍‍‌‍‍‌‌‌‍‍‌‍‌‌‍‌‌‍‍‌‌‌‍‍‌‌‍‍‌‌‍‌‍‌‌‍‍‍‌‌‍‍‌‌‌‍‌‍‍‍‌‌‌‍‍‌‌‍‌‌‌‌‍‍‌‌‍‌‍‌‌‍‍‍‌‌‍‍‌‌‍‍‌‌‌‍‍‌‌‍‍‍‌‌‍‌‌‌‍‍‌‍‌‌‍‌‌‍‍‍‌‌‌‌‌‌‍‍‍‌‍‌‌‌‌‍‍‌‍‌‌‍‌‌‍‍‌‍‍‍‍‌‌‍‍‌‍‍‍‌‌‌‌‍‌‌‌‍‌‌‌‍‍‍‍‍‌‍‌‌‌‌‌‍‌‍‌‌
Soļu un velosipēdu izaicinājumi‌‍‍‍‍‌‍‍‌‌‌‍‌‌‌‍‌‌‌‍‍‌‍‌‍‍‌‌‌‍‌‌‌‍‌‌‌‌‍‍‍‌‍‌‌‌‌‍‌‌‌‍‌‌‌‍‍‍‌‌‍‍‌‌‍‍‌‌‍‌‍‌‌‍‍‌‌‌‍‍‌‌‍‍‍‌‍‌‌‌‌‍‍‌‍‌‌‍‌‌‍‍‌‍‍‍‍‌‌‍‍‌‍‍‍‌‌‌‍‍‍‌‌‍‍‌‌‌‍‌‍‍‍‌‌‌‍‍‌‌‌‍‌‌‌‌‍‍‌‌‍‌‌‌‍‍‌‌‌‍‌‌‌‍‌‌‌‌‍‍‌‌‍‍‍‌‍‌‌‌‌‍‍‌‌‌‌‍‌‌‌‍‌‍‍‍‌‌‌‍‍‍‌‍‌‌‌‌‍‍‌‍‌‌‍‌‌‍‍‍‌‍‌‌‌‌‍‍‌‍‍‌‌‌‌‍‍‌‌‍‌‍‌‌‌‍‌‌‌‍‌‌‌‍‍‍‍‍‌‍‌‌‌‌‌‍‌‍‌‌
Izveidojiet savu
personīgo vai
uzņēmuma
iniciatīvu‌‍‍‍‍‌‍‍‌‌‌‍‌‌‌‍‌‌‌‍‍‌‍‌‍‍‌‌‌‍‌‌‌‍‌‌‌‌‍‍‍‌‍‌‌‌‌‍‌‌‌‍‌‌‌‍‍‍‌‌‍‍‌‌‍‍‌‌‍‌‍‌‌‍‍‌‌‌‍‍‌‌‍‍‍‌‍‌‌‌‌‍‍‌‍‌‌‍‌‌‍‍‌‍‍‍‍‌‌‍‍‌‍‍‍‌‌‌‍‍‍‌‌‍‍‌‌‌‍‌‍‍‍‌‌‌‍‍‌‌‌‍‌‌‌‌‍‍‌‌‍‌‌‌‍‍‌‌‌‍‌‌‌‍‌‌‌‌‍‍‌‌‍‍‍‌‍‌‌‌‌‍‍‌‌‌‌‍‌‌‌‍‌‍‍‍‌‌‌‍‍‌‌‍‌‌‌‌‍‍‌‌‍‌‍‌‌‍‍‍‌‌‍‍‌‌‍‍‌‌‌‍‍‌‌‍‍‍‌‌‍‌‌‌‍‍‌‍‌‌‍‌‌‍‍‍‌‌‌‌‌‌‍‍‍‌‍‌‌‌‌‍‍‌‍‌‌‍‌‌‍‍‌‍‍‍‍‌‌‍‍‌‍‍‍‌‌‌‌‍‌‌‌‍‌‌‌‍‍‍‍‍‌‍‌‌‌‌‌‍‌‍‌‌
Saņemt piedāvājumu‌‍‍‍‍‌‍‍‌‌‌‍‌‌‌‍‌‌‌‍‍‌‍‌‍‍‌‌‌‍‌‌‌‍‌‌‌‌‍‍‍‌‍‌‌‌‌‍‌‌‌‍‌‌‌‍‍‍‌‌‍‍‌‌‍‍‌‌‍‌‍‌‌‍‍‌‌‌‍‍‌‌‍‍‍‌‍‌‌‌‌‍‍‌‍‌‌‍‌‌‍‍‌‍‍‍‍‌‌‍‍‌‍‍‍‌‌‌‍‍‍‌‌‍‍‌‌‌‍‌‍‍‍‌‌‌‍‍‌‌‌‍‌‌‌‌‍‍‌‌‍‌‌‌‍‍‌‌‌‍‌‌‌‍‌‌‌‌‍‍‌‌‍‍‍‌‍‌‌‌‌‍‍‌‌‌‌‍‌‌‌‍‌‍‍‍‌‌‌‍‍‌‌‌‍‌‌‌‍‍‍‌‍‌‍‌‌‍‍‍‌‍‌‌‌‌‍‍‍‌‍‌‌‌‌‍‍‌‍‍‍‍‌‌‍‍‌‍‍‍‌‌‌‌‍‌‍‍‍‌‌‌‍‍‌‍‍‍‍‌‌‍‍‌‌‍‍‌‌‌‍‍‌‌‍‍‌‌‌‍‍‌‌‍‌‍‌‌‍‍‍‌‌‍‌‌‌‌‍‌‌‌‍‌‌‌‍‍‍‍‍‌‍‌‌‌‌‌‍‌‍‌‌ Uzzināt vairāk‌‍‍‍‍‌‍‍‌‌‌‍‌‌‌‍‌‌‌‍‍‌‍‌‍‍‌‌‌‍‌‌‌‍‌‌‌‌‍‍‍‌‍‌‌‌‌‍‌‌‌‍‌‌‌‍‍‍‌‌‍‍‌‌‍‍‌‌‍‌‍‌‌‍‍‌‌‌‍‍‌‌‍‍‍‌‍‌‌‌‌‍‍‌‍‌‌‍‌‌‍‍‌‍‍‍‍‌‌‍‍‌‍‍‍‌‌‌‍‍‍‌‌‍‍‌‌‌‍‌‍‍‍‌‌‌‍‍‌‌‌‍‌‌‌‌‍‍‌‌‍‌‌‌‍‍‌‌‌‍‌‌‌‍‌‌‌‌‍‍‌‌‍‍‍‌‍‌‌‌‌‍‍‌‌‌‌‍‌‌‌‍‌‍‍‍‌‌‌‍‍‌‌‌‍‌‌‌‍‍‍‌‍‌‍‌‌‍‍‍‌‍‌‌‌‌‍‍‍‌‍‌‌‌‌‍‍‌‍‍‍‍‌‌‍‍‌‍‍‍‌‌‌‌‍‌‍‍‍‌‌‌‍‍‌‍‍‌‌‌‌‍‍‌‌‍‌‍‌‌‍‍‌‌‌‌‍‌‌‍‍‍‌‌‍‌‌‌‍‍‌‍‍‍‌‌‌‍‌‌‍‍‌‍‌‌‍‍‌‍‍‍‍‌‌‍‍‍‌‌‍‌‌‌‍‍‌‌‍‌‍‌‌‌‍‌‌‌‍‌‌‌‍‍‍‍‍‌‍‌‌‌‌‌‍‌‍‌‌
Izmēģiniet Walk15 Plus priekšrocības
Dāvanas un lielākas atlaides Soļu makā.
Detalizēta soļu statistika - saglabājiet un sekojiet savam soļu progresam no pirmās
pievienošanās dienas.